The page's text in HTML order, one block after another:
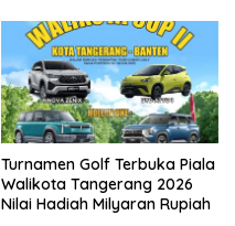
Turnamen Golf Terbuka Piala
Walikota Tangerang 2026
Nilai Hadiah Milyaran Rupiah